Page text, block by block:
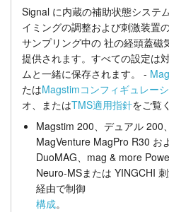
サポート
販売店
Signal に内蔵の補助状態システ
イミングの調整および刺激装置
サンプリング中の 社の経頭蓋磁
提供されます。すべての設定は
ムと一緒に保存されます。 -
たはMagstimコンフィギュレー
オ、またはTMS適用指針をご覧
Magstim 200、デュアル 200
MagVenture MagPro R30 お
DuoMAG、mag & more
Neuro-MSまたは YINGCHI
経由で制御
構成。